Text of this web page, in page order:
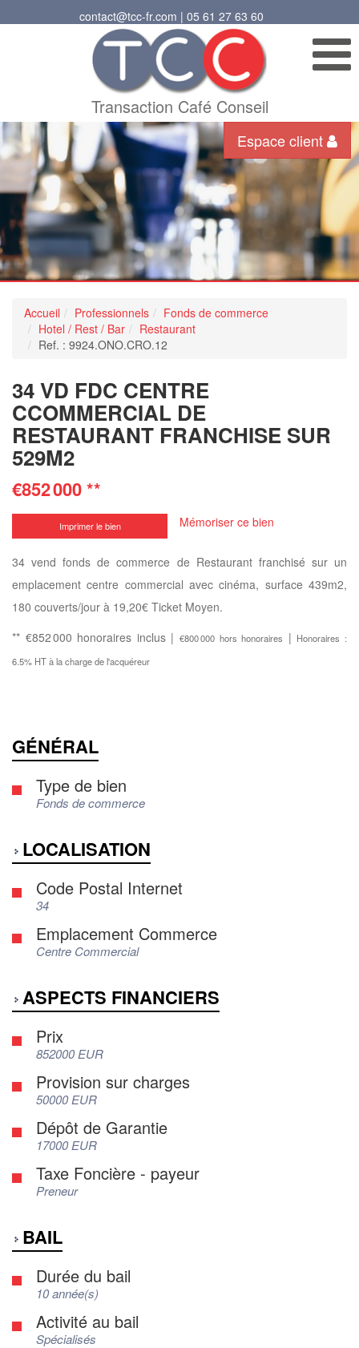
contact@tcc-fr.com | 05 61 27 63 60
Transaction Café Conseil
Espace client
Accueil Professionnels
Fonds de commerce
Hotel / Rest / Bar
Restaurant
Ref. : 9924.ONO.CRO.12
34 VD FDC CENTRE
CCOMMERCIAL DE
RESTAURANT FRANCHISE SUR
529M2
€852 000**
Imprimer le bien Mémoriser ce bien
34 vend fonds de commerce de Restaurant franchisé sur un
emplacement centre commercial avec cinéma, surface 439m2,
180 couverts/jour à 19,20€ Ticket Moyen.
** €852 000 honoraires inclus |€800 000 hors honoraires | Honoraires :
6.5% HT à la charge de l'acquéreur
GÉNÉRAL
Type de bien
Fonds de commerce
LOCALISATION
Code Postal Internet
34
Emplacement Commerce
Centre Commercial
ASPECTS FINANCIERS
Prix
852000 EUR
Provision sur charges
50000 EUR
Dépôt de Garantie
17000 EUR
Taxe Foncière - payeur
Preneur
BAIL
Durée du bail
10 année(s)
Activité au bail
Spécialisés